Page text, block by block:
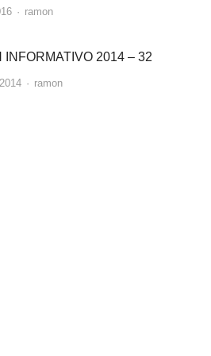
Author
ramon
INFORMATIVO 2014 – 32
Author
ramon